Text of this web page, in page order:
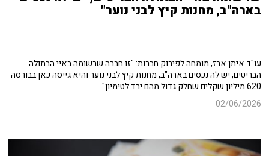
בארה"ב, מחנות קיץ לבני נוער"
עו"ד איתן ארז, מומחה לפירוק חברות: "זו חברה שרשומה באיי הבתולה
הבריטים, יש לה נכסים בארה"ב, מחנות קיץ לבני נוער והיא גייסה כאן בבורסה
620 מיליון שקלים שחלק גדול מהם ירד לטימיון"
02/06/2026